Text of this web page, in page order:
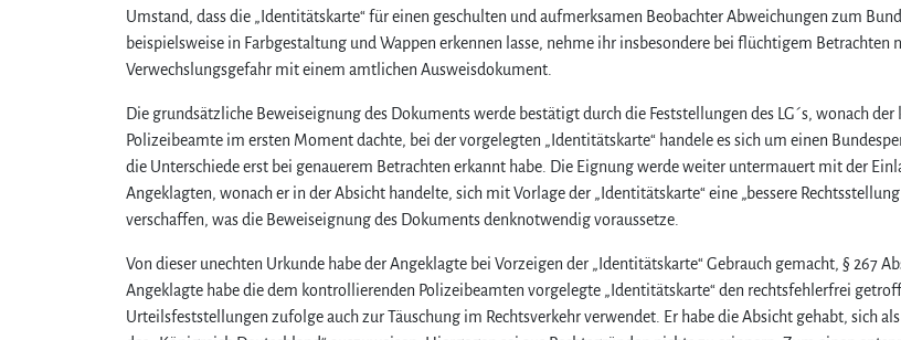
Umstand, dass die „Identitätskarte“ für einen geschulten und aufmerksamen Beobachter Abweichungen zum
beispielsweise in Farbgestaltung und Wappen erkennen lasse, nehme ihr insbesondere bei flüchtigem Betrachten
Verwechslungsgefahr mit einem amtlichen Ausweisdokument.
Die grundsätzliche Beweiseignung des Dokuments werde bestätigt durch die Feststellungen des LG´s, wonach
Polizeibeamte im ersten Moment dachte, bei der vorgelegten „Identitätskarte“ handele es sich um einen
die Unterschiede erst bei genauerem Betrachten erkannt habe. Die Eignung werde weiter untermauert mit der
Angeklagten, wonach er in der Absicht handelte, sich mit Vorlage der „Identitätskarte“ eine „bessere
verschaffen, was die Beweiseignung des Dokuments denknotwendig voraussetze.
Von dieser unechten Urkunde habe der Angeklagte bei Vorzeigen der „Identitätskarte“ Gebrauch gemacht, § 267
Angeklagte habe die dem kontrollierenden Polizeibeamten vorgelegte „Identitätskarte“ den rechtsfehlerfrei
Urteilsfeststellungen zufolge auch zur Täuschung im Rechtsverkehr verwendet. Er habe die Absicht gehabt, sich